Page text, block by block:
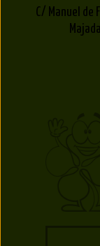
C/ Manuel de